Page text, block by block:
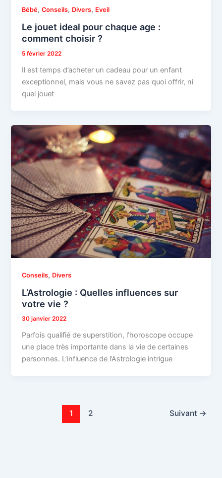
Bébé,Conseils, Divers, Eveil
Le jouet ideal pour chaque age :
comment choisir ?
5 février 2022
Il est temps d’acheter un cadeau pour un enfant
exceptionnel, mais vous ne savez pas quoi offrir, ni
quel jouet
Conseils, Divers
L’Astrologie : Quelles influences sur
votre vie ?
30 janvier 2022
Parfois qualifié de superstition, l’horoscope occupe
une place très importante dans la vie de certaines
personnes. L’influence de l’Astrologie intrigue
1 2 Suivant →